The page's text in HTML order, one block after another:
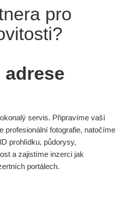
pro
adrese
servis. Připravíme vaší
profesionální fotografie, natočíme
prohlídku, půdorysy,
a zajistíme inzerci jak
portálech.